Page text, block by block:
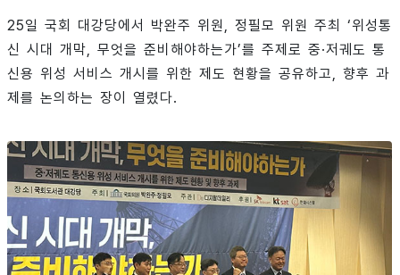
25일 국회 대강당에서 박완주 위원, 정필모 위원 주최 ‘위성통
신 시대 개막, 무엇을 준비해야하는가’를 주제로 중·저궤도 통
신용 위성 서비스 개시를 위한 제도 현황을 공유하고, 향후 과
제를 논의하는 장이 열렸다.